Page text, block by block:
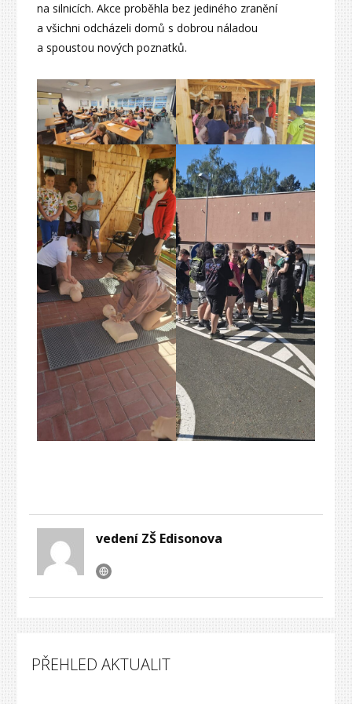
na silnicích. Akce proběhla bez jediného zranění
a všichni odcházeli domů s dobrou náladou
a spoustou nových poznatků.
vedení ZŠ Edisonova
PŘEHLED AKTUALIT